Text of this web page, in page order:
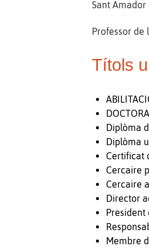
Sant
Professor de
Títols
Diplòma
Diplòma
Certificat
Cercaire
Cercaire
Director
President
Membre